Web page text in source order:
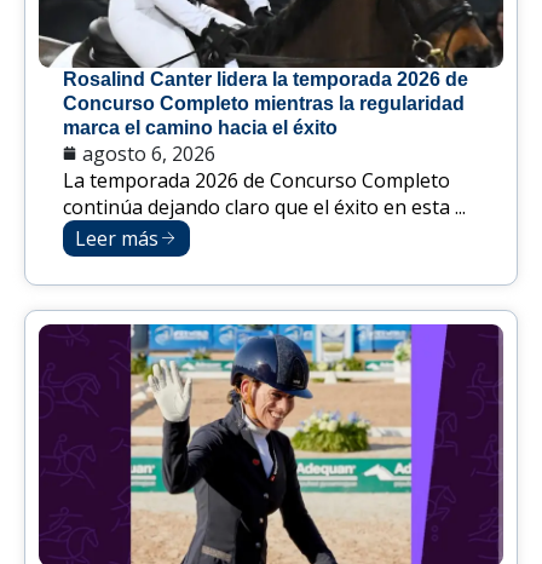
Rosalind Canter lidera la temporada 2026 de
Concurso Completo mientras la regularidad
marca el camino hacia el éxito
agosto 6, 2026
La temporada 2026 de Concurso Completo
continúa dejando claro que el éxito en esta ...
Leer más